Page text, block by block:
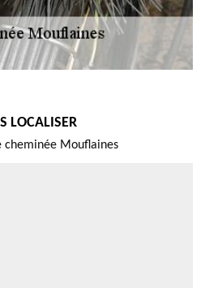
LOCALISER
cheminée Mouflaines